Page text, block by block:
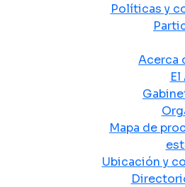
Políticas y
Acerca
Mapa de
Ubicación y